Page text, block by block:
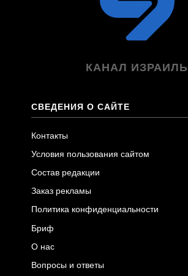
КАНАЛ ИЗРАИЛЬ
СВЕДЕНИЯ О САЙТЕ
Контакты
Условия пользования сайтом
Состав редакции
Заказ рекламы
Политика конфиденциальности
Бриф
О нас
Вопросы и ответы